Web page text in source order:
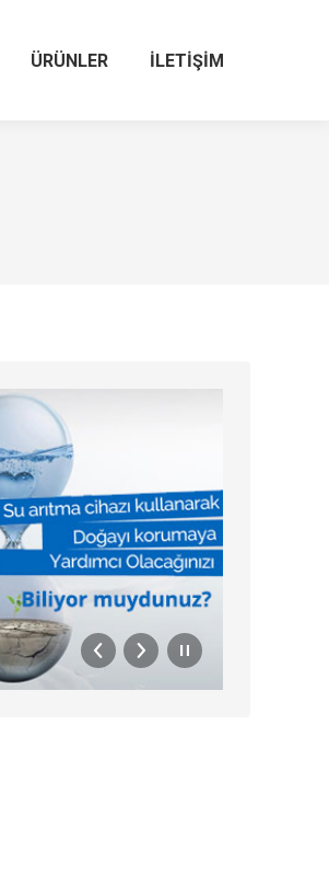
ÜRÜNLER İLETIŞIM